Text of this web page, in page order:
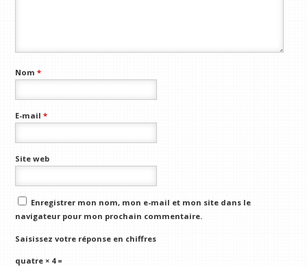
Nom*
E-mail*
Site web
Enregistrer mon nom, mon e-mail et mon site dans le
navigateur pour mon prochain commentaire.
Saisissez votre réponse en chiffres
quatre × 4 =